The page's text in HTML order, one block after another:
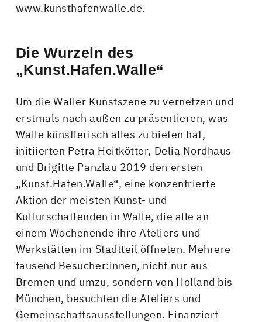
www.kunsthafenwalle.de.
Die Wurzeln des
„Kunst.Hafen.Walle“
Um die Waller Kunstszene zu vernetzen und
erstmals nach außen zu präsentieren, was
Walle künstlerisch alles zu bieten hat,
initiierten Petra Heitkötter, Delia Nordhaus
und Brigitte Panzlau 2019 den ersten
„Kunst.Hafen.Walle“, eine konzentrierte
Aktion der meisten Kunst- und
Kulturschaffenden in Walle, die alle an
einem Wochenende ihre Ateliers und
Werkstätten im Stadtteil öffneten. Mehrere
tausend Besucher:innen, nicht nur aus
Bremen und umzu, sondern von Holland bis
München, besuchten die Ateliers und
Gemeinschaftsausstellungen. Finanziert